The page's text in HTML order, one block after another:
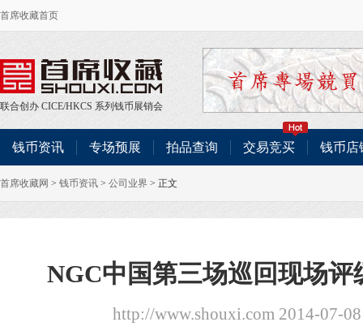
首席收藏首页
联合创办 CICE/HKCS 系列钱币展销会
钱币资讯 专场预展 拍品查询 交易竞买 钱币店
首席收藏网 > 钱币资讯 > 公司业界 > 正文
NGC中国第三场巡回现场
http://www.shouxi.com 2014-07-